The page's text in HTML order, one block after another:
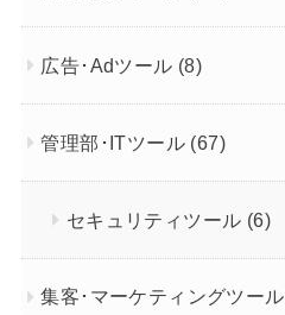
広告･Adツール (8)
管理部･ITツール (67)
セキュリティツール (6)
集客･マーケティングツール